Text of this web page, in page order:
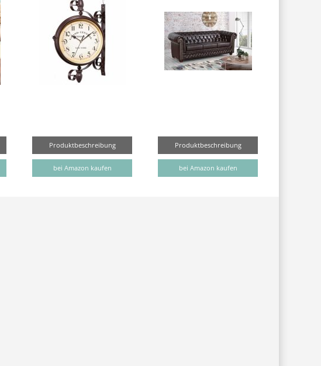
Produktbeschreibung
bei Amazon kaufen
Produktbeschreibung
bei Amazon kaufen